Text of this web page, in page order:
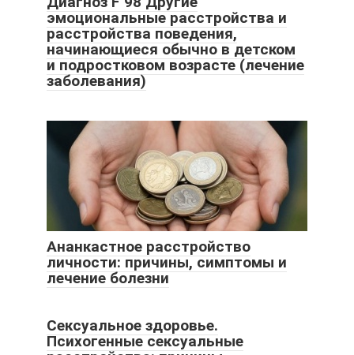
эмоциональные расстройства и
расстройства поведения,
начинающиеся обычно в детском
и подростковом возрасте (лечение
заболевания)
Ананкастное расстройство
личности: причины, симптомы и
лечение болезни
Сексуальное здоровье.
Психогенные сексуальные